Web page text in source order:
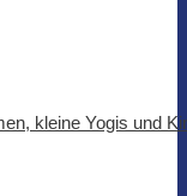
kleine Yogis und